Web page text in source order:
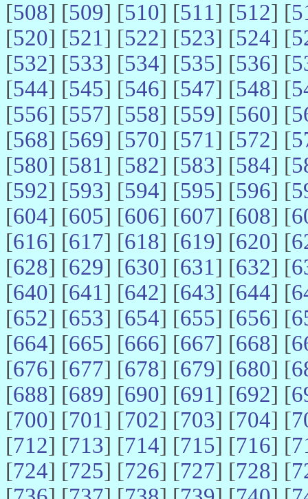
[508] [509] [510] [511] [512] [
[520] [521] [522] [523] [524] [
[532] [533] [534] [535] [536] [
[544] [545] [546] [547] [548] [
[556] [557] [558] [559] [560] [
[568] [569] [570] [571] [572] [
[580] [581] [582] [583] [584] [
[592] [593] [594] [595] [596] [
[604] [605] [606] [607] [608] [
[616] [617] [618] [619] [620] [
[628] [629] [630] [631] [632] [
[640] [641] [642] [643] [644] [
[652] [653] [654] [655] [656] [
[664] [665] [666] [667] [668] [
[676] [677] [678] [679] [680] [
[688] [689] [690] [691] [692] [
[700] [701] [702] [703] [704] [
[712] [713] [714] [715] [716] [
[724] [725] [726] [727] [728] [